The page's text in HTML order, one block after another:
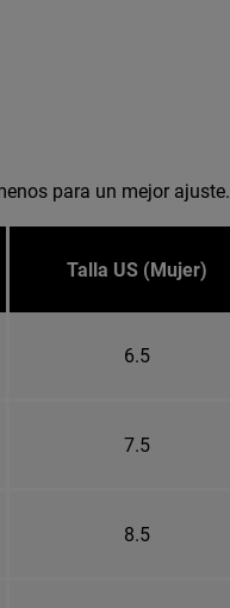
para un mejor ajuste.
Talla US (Mujer)
6.5
7.5
8.5